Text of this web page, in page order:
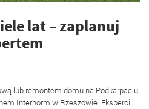
lat – zaplanuj
lub remontem domu na Podkarpaciu,
Internorm w Rzeszowie. Eksperci